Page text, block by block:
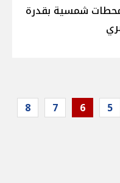
شمسية بقدرة
5
6
7
8